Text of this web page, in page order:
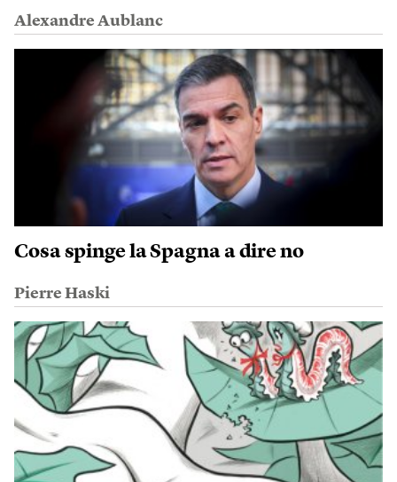
Alexandre Aublanc
Cosa spinge la Spagna a dire no
Pierre Haski